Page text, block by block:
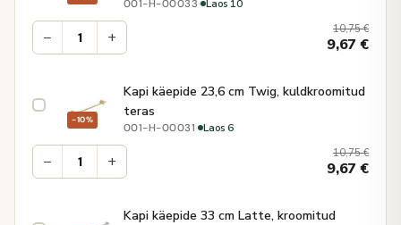
001-H-00033· Laos 10
− + 10,75€
9,67€
−10%
Kapi käepide 23,6 cm Twig, kuldkroomitud
teras
001-H-00031· Laos 6
− + 10,75€
9,67€
Kapi käepide 33 cm Latte, kroomitud